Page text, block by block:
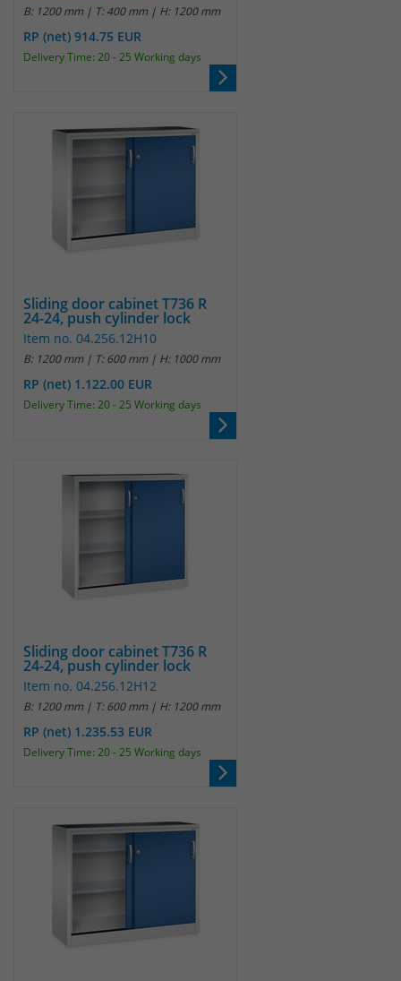
B: 1200 mm | T: 400 mm | H: 1200 mm
RP (net) 914.75 EUR
Delivery Time: 20 - 25 Working days
Sliding door cabinet T736 R
24-24, push cylinder lock
Item no. 04.256.12H10
B: 1200 mm | T: 600 mm | H: 1000 mm
RP (net) 1.122.00 EUR
Delivery Time: 20 - 25 Working days
Sliding door cabinet T736 R
24-24, push cylinder lock
Item no. 04.256.12H12
B: 1200 mm | T: 600 mm | H: 1200 mm
RP (net) 1.235.53 EUR
Delivery Time: 20 - 25 Working days